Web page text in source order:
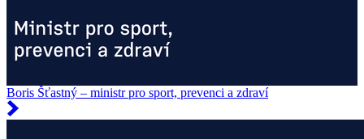
Boris Šťastný – ministr pro sport, prevenci a zdraví